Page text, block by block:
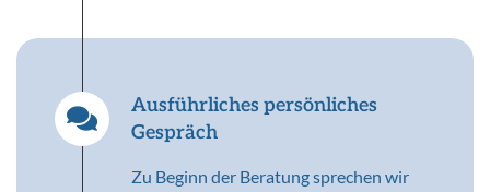
Ausführliches persönliches
Gespräch
Zu Beginn der Beratung sprechen wir